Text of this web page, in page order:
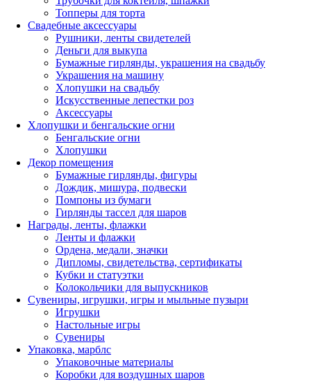
Топперы для торта
Свадебные аксессуары
Рушники, ленты свидетелей
Деньги для выкупа
Бумажные гирлянды, украшения на свадьбу
Украшения на машину
Хлопушки на свадьбу
Искусственные лепестки роз
Аксессуары
Хлопушки и бенгальские огни
Бенгальские огни
Хлопушки
Декор помещения
Бумажные гирлянды, фигуры
Дождик, мишура, подвески
Помпоны из бумаги
Гирлянды тассел для шаров
Награды, ленты, флажки
Ленты и флажки
Ордена, медали, значки
Дипломы, свидетельства, сертификаты
Кубки и статуэтки
Колокольчики для выпускников
Сувениры, игрушки, игры и мыльные пузыри
Игрушки
Настольные игры
Сувениры
Упаковка, марблс
Упаковочные материалы
Коробки для воздушных шаров